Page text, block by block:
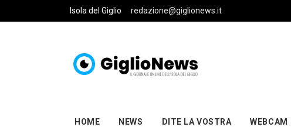
Skip to main content
Isola del Giglio redazione@giglionews.it
HOME NEWS DITE LA VOSTRA WEBCAM